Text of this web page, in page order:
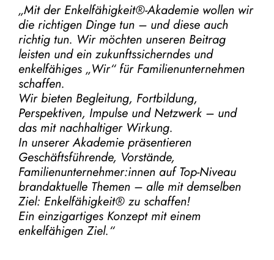
„Mit der Enkelfähigkeit®-Akademiewollen wir
die richtigen Dinge tun – und diese auch
richtig tun. Wir möchten unseren Beitrag
leisten und ein zukunftssicherndes und
enkelfähiges „Wir“ für Familienunternehmen
schaffen.
Wir bieten Begleitung, Fortbildung,
Perspektiven, Impulse und Netzwerk – und
das mit nachhaltiger Wirkung.
In unserer Akademie präsentieren
Geschäftsführende, Vorstände,
Familienunternehmer:innen auf Top-Niveau
brandaktuelle Themen – alle mit demselben
Ziel: Enkelfähigkeit® zu schaffen!
Ein einzigartiges Konzept mit einem
enkelfähigen Ziel.“